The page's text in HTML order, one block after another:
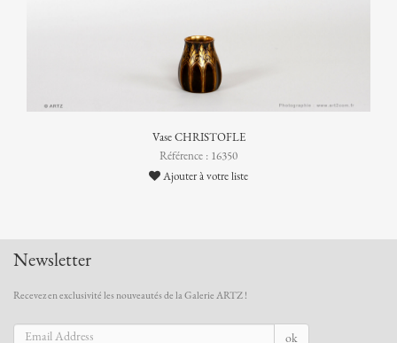
Vase CHRISTOFLE
Référence : 16350
Ajouter à votre liste
Newsletter
Recevez en exclusivité les nouveautés de la Galerie ARTZ !
ok